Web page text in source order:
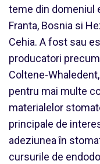
teme din domeniul
Franta, Bosnia si
Cehia. A fost sau
producatori
Coltene-
pentru mai multe
materialelor
principale de
adeziunea în
cursurile de